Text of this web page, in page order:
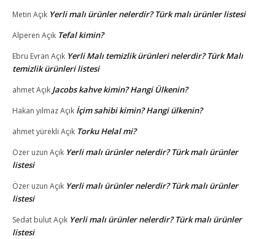
Metin Açık Yerli malı ürünler nelerdir? Türk malı ürünler listesi
Alperen Açık Tefal kimin?
Ebru Evran Açık Yerli Malı temizlik ürünleri nelerdir? Türk Malı
temizlik ürünleri listesi
ahmetAçık Jacobs kahve kimin? Hangi Ülkenin?
Hakan yılmazAçık İçim sahibi kimin? Hangi ülkenin?
ahmet yürekli Açık Torku Helal mi?
Ozer uzun Açık Yerli malı ürünler nelerdir? Türk malı ürünler
listesi
Özer uzun Açık Yerli malı ürünler nelerdir? Türk malı ürünler
listesi
Sedat bulutAçık Yerli malı ürünler nelerdir? Türk malı ürünler
listesi